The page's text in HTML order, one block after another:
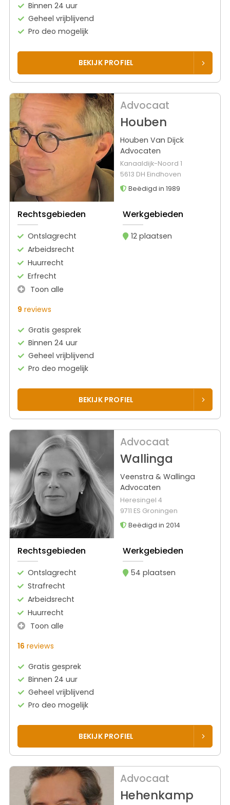
Binnen 24 uur
Geheel vrijblijvend
Pro deo mogelijk
BEKIJK PROFIEL
Advocaat
Houben
Houben Van Dijck
Advocaten
Kanaaldijk-Noord 1
5613 DH Eindhoven
Beëdigd in 1989
Rechtsgebieden
Ontslagrecht
Arbeidsrecht
Huurrecht
Erfrecht
Toon alle
Werkgebieden
12 plaatsen
9 reviews
Gratis gesprek
Binnen 24 uur
Geheel vrijblijvend
Pro deo mogelijk
BEKIJK PROFIEL
Advocaat
Wallinga
Veenstra & Wallinga
Advocaten
Heresingel 4
9711 ES Groningen
Beëdigd in 2014
Rechtsgebieden
Ontslagrecht
Strafrecht
Arbeidsrecht
Huurrecht
Toon alle
Werkgebieden
54 plaatsen
16 reviews
Gratis gesprek
Binnen 24 uur
Geheel vrijblijvend
Pro deo mogelijk
BEKIJK PROFIEL
Advocaat
Hehenkamp